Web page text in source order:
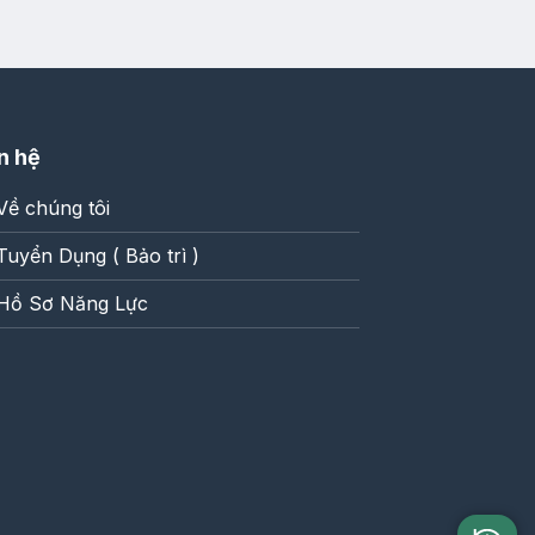
hệ
chúng tôi
Dụng ( Bảo trì )
Sơ Năng Lực